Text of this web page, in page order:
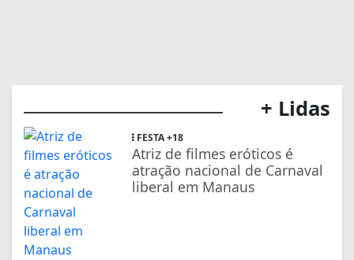
+ Lidas
FESTA +18
Atriz de filmes eróticos é
atração nacional de Carnaval
liberal em Manaus